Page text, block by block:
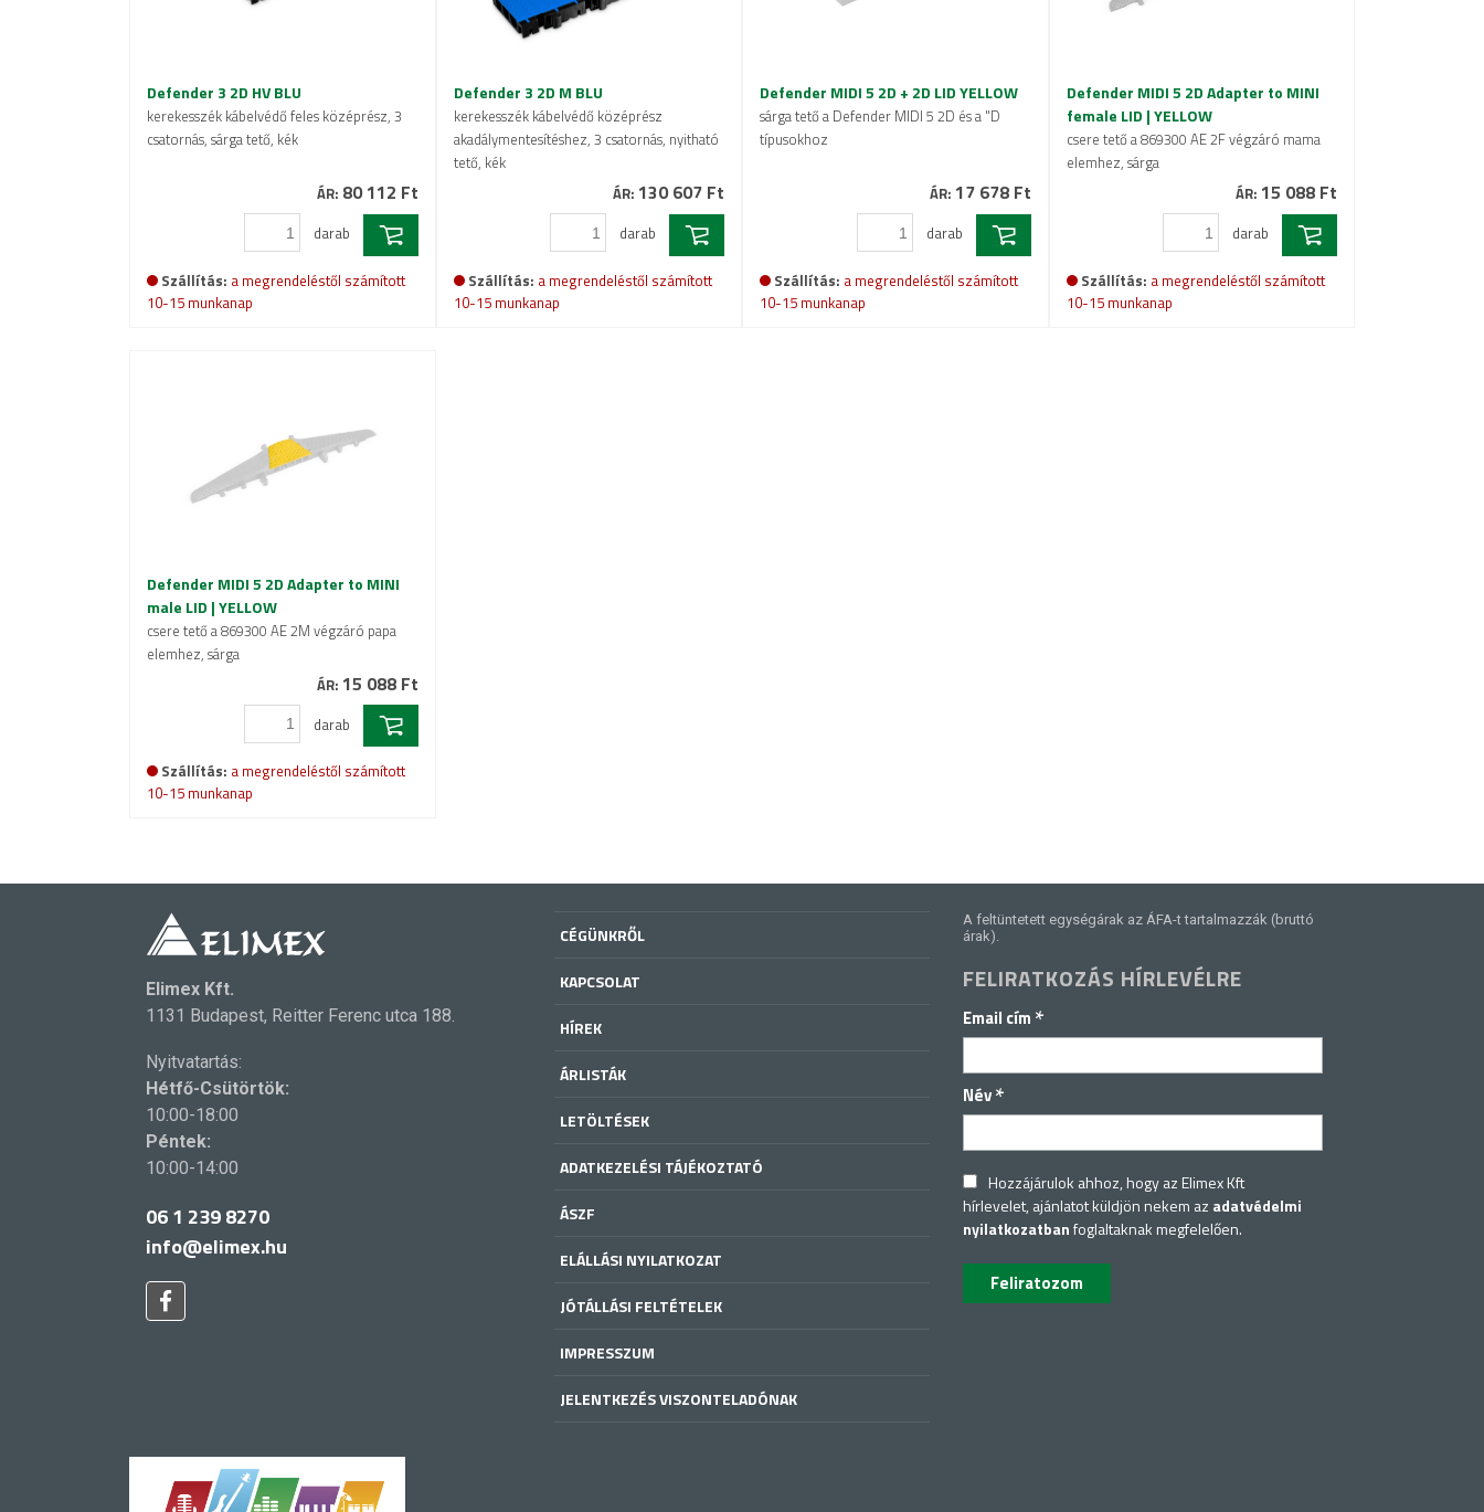
Defender 3 2D HV BLU
kerekesszék kábelvédő feles középrész, 3
csatornás, sárga tető, kék
ÁR: 80 112 Ft
darab
Szállítás: a megrendeléstől számított
10-15 munkanap
Defender 3 2D M BLU
kerekesszék kábelvédő középrész
akadálymentesítéshez, 3 csatornás, nyitható
tető, kék
ÁR: 130 607 Ft
darab
Szállítás: a megrendeléstől számított
10-15 munkanap
Defender MIDI 5 2D + 2D LID YELLOW
sárga tető a Defender MIDI 5 2D és a "D
típusokhoz
ÁR: 17 678 Ft
darab
Szállítás: a megrendeléstől számított
10-15 munkanap
Defender MIDI 5 2D Adapter to MINI
female LID | YELLOW
csere tető a 869300 AE 2F végzáró mama
elemhez, sárga
ÁR: 15 088 Ft
darab
Szállítás: a megrendeléstől számított
10-15 munkanap
Defender MIDI 5 2D Adapter to MINI
male LID | YELLOW
csere tető a 869300 AE 2M végzáró papa
elemhez, sárga
ÁR: 15 088 Ft
darab
Szállítás: a megrendeléstől számított
10-15 munkanap
Elimex Kft.
1131 Budapest, Reitter Ferenc utca 188.
Nyitvatartás:
Hétfő-Csütörtök:
10:00-18:00
Péntek:
10:00-14:00
06 1 239 8270
info@elimex.hu
CÉGÜNKRŐL
KAPCSOLAT
HÍREK
ÁRLISTÁK
LETÖLTÉSEK
ADATKEZELÉSI TÁJÉKOZTATÓ
ÁSZF
ELÁLLÁSI NYILATKOZAT
JÓTÁLLÁSI FELTÉTELEK
IMPRESSZUM
JELENTKEZÉS VISZONTELADÓNAK
A feltüntetett egységárak az ÁFA-t tartalmazzák (bruttó
árak).
FELIRATKOZÁS HÍRLEVÉLRE
Email cím *
Név*
Hozzájárulok ahhoz, hogy az Elimex Kft
hírlevelet, ajánlatot küldjön nekem az adatvédelmi
nyilatkozatbanfoglaltaknak megfelelően.